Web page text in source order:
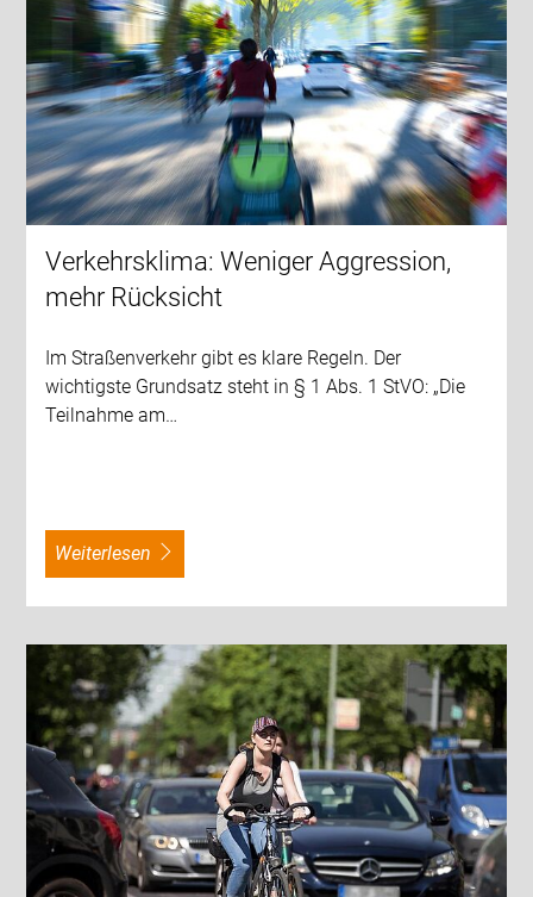
Verkehrsklima: Weniger Aggression,
mehr Rücksicht
Im Straßenverkehr gibt es klare Regeln. Der
wichtigste Grundsatz steht in § 1 Abs. 1 StVO: „Die
Teilnahme am…
weiterlesen